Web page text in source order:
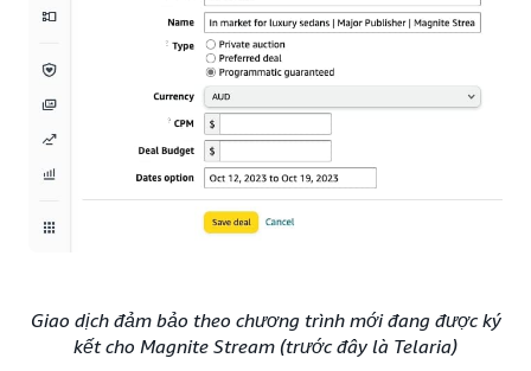
Giao dịch đảm bảo theo chương trình mới đang được ký
kết cho Magnite Stream (trước đây là Telaria)